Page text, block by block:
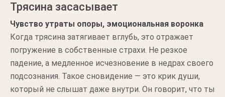
Трясина засасывает
Чувство утраты опоры, эмоциональная воронка
Когда трясина затягивает вглубь, это отражает
погружение в собственные страхи. Не резкое
падение, а медленное исчезновение в недрах своего
подсознания. Такое сновидение — это крик души,
который не слышат даже внутри. Он говорит, что ты